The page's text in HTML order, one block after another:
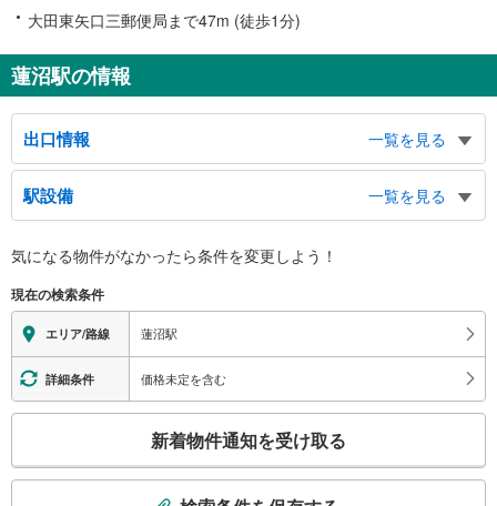
大田東矢口三郵便局まで47m (徒歩1分)
蓮沼駅の情報
出口情報
一覧を見る
出口
大田都税事務所、蒲田西特別出張所
駅設備
一覧を見る
※段差なしでの移動経路
地上⇔改札⇔ホーム：○
トイレ
《多機能トイレ》
・２番線ホーム
スロープ
・２番線ホーム⇔２番線ホーム側の改札
その他
気になる物件がなかったら条件を変更しよう！
現在の検索条件
エリア/路線 蓮沼駅
詳細条件 価格未定を含む
検
新着物件通知を受け取る